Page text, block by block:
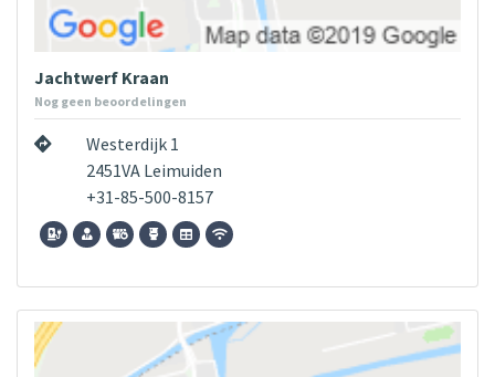
Jachtwerf Kraan
Nog geen beoordelingen
Westerdijk 1
2451VA Leimuiden
+31-85-500-8157